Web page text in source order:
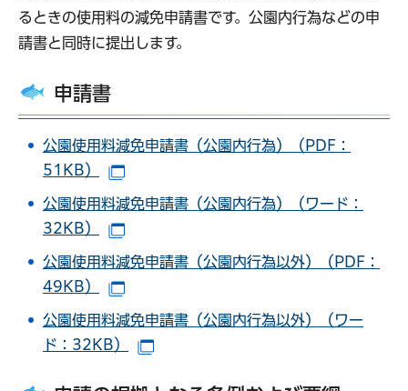
るときの使用料の減免申請書です。公園内行為などの申
請書と同時に提出します。
申請書
公園使用料減免申請書（公園内行為）（PDF：
51KB）
公園使用料減免申請書（公園内行為）（ワード：
32KB）
公園使用料減免申請書（公園内行為以外）（PDF：
49KB）
公園使用料減免申請書（公園内行為以外）（ワー
ド：32KB）